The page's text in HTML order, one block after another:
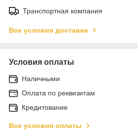
Транспортная компания
Все условия доставки
Условия оплаты
Наличными
Оплата по реквизитам
Кредитование
Все условия оплаты